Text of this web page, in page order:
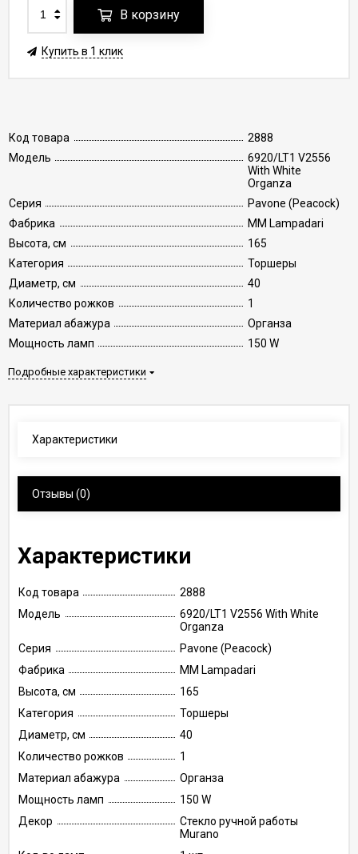
Код товара
2888
Модель
6920/LT1 V2556
With White
Organza
Серия
Pavone (Peacock)
Фабрика
MM Lampadari
Высота, см
165
Категория
Торшеры
Диаметр, см
40
Количество рожков
1
Материал абажура
Органза
Мощность ламп
150 W
Подробные характеристики
В корзину
Купить в 1 клик
Характеристики
Отзывы (0)
Характеристики
Код товара
2888
Модель
6920/LT1 V2556 With White
Organza
Серия
Pavone (Peacock)
Фабрика
MM Lampadari
Высота, см
165
Категория
Торшеры
Диаметр, см
40
Количество рожков
1
Материал абажура
Органза
Мощность ламп
150 W
Декор
Стекло ручной работы
Murano